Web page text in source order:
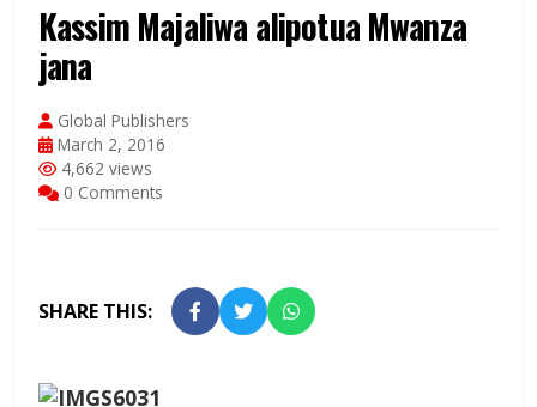
Kassim Majaliwa alipotua Mwanza
jana
Global Publishers
March 2, 2016
4,662 views
0 Comments
SHARE THIS: